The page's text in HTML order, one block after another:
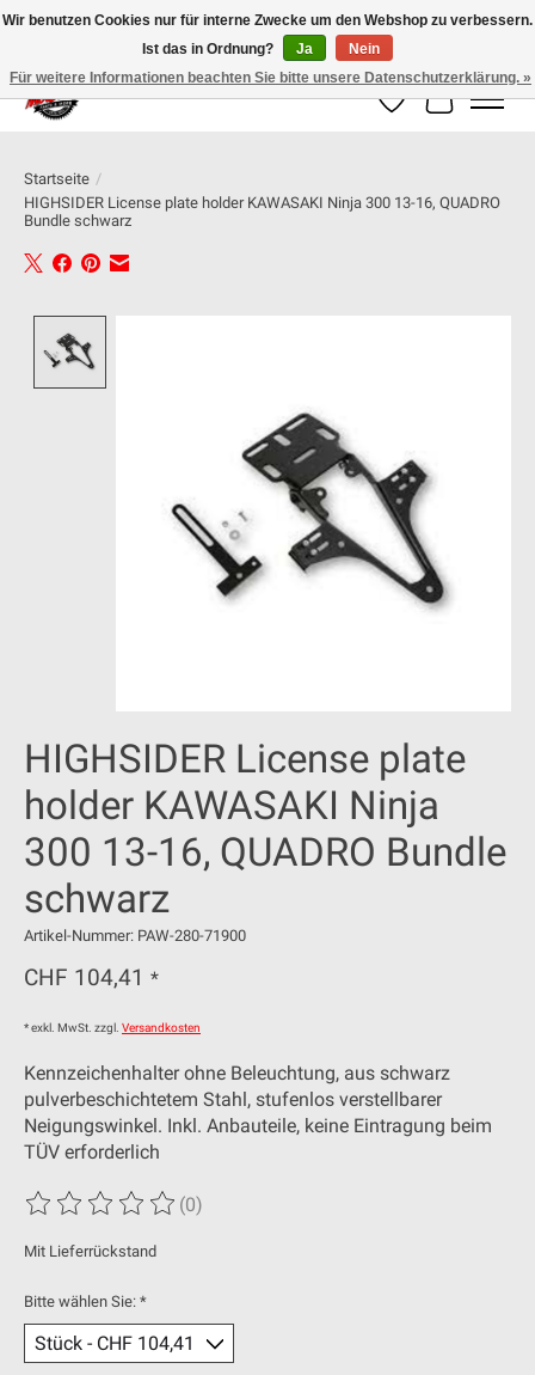
100% schweizer Onlineshop für Dein Motorrad
Wunschzettel
Ihr
Startseite /
HIGHSIDER License plate holder KAWASAKI Ninja 300 13-16, QUADRO
Bundle schwarz
HIGHSIDER License plate
holder KAWASAKI Ninja
300 13-16, QUADRO Bundle
schwarz
Artikel-Nummer: PAW-280-71900
CHF 104,41 *
* exkl. MwSt. zzgl. Versandkosten
Kennzeichenhalter ohne Beleuchtung, aus schwarz
pulverbeschichtetem Stahl, stufenlos verstellbarer
Neigungswinkel. Inkl. Anbauteile, keine Eintragung beim
TÜV erforderlich
Die Bewertung dieses Produkts ist
(0)
Mit Lieferrückstand
Bitte wählen Sie: *
Wir benutzen Cookies nur für interne Zwecke um den Webshop zu verbessern.
Ist das in Ordnung?
Ja
Nein
Für weitere Informationen beachten Sie bitte unsere Datenschutzerklärung. »